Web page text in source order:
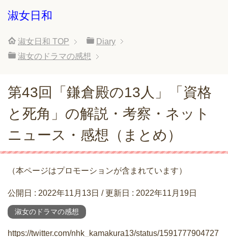
淑女日和
淑女日和 TOP
Diary
淑女のドラマの感想
第43回「鎌倉殿の13人」「資格
と死角」の解説・考察・ネット
ニュース・感想（まとめ）
（本ページはプロモーションが含まれています）
公開日 : 2022年11月13日 / 更新日 : 2022年11月19日
淑女のドラマの感想
https://twitter.com/nhk_kamakura13/status/1591777904727